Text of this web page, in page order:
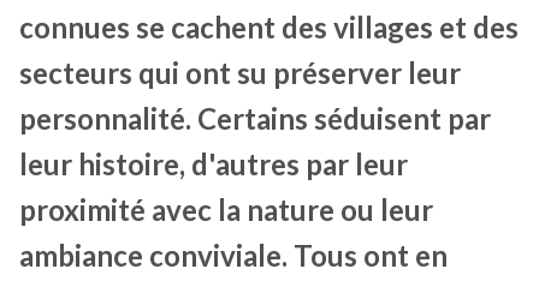
connues se cachent des villages et des
secteurs qui ont su préserver leur
personnalité. Certains séduisent par
leur histoire, d'autres par leur
proximité avec la nature ou leur
ambiance conviviale. Tous ont en